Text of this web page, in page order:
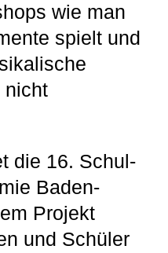
wie man
spielt und
nicht
die 16. Schul-
Baden-
Projekt
und Schüler